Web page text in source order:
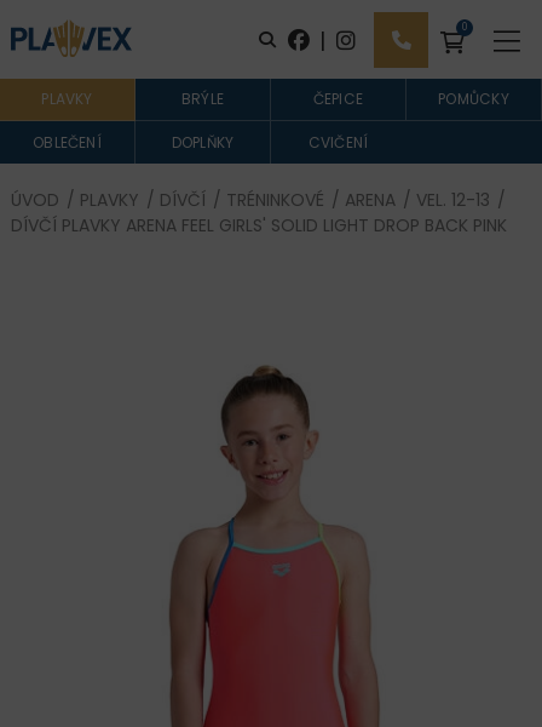
| 0
PLAVKY BRÝLE ČEPICE POMŮCKY
OBLEČENÍ DOPLŇKY CVIČENÍ
ÚVOD / PLAVKY / DÍVČÍ / TRÉNINKOVÉ / ARENA / VEL. 12-13 /
DÍVČÍ PLAVKY ARENA FEEL GIRLS' SOLID LIGHT DROP BACK PINK